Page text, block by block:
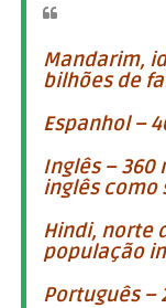
Mandarim,
bilhões de
Espanhol –
Inglês – 360
inglês como
Hindi, norte
população
Português –